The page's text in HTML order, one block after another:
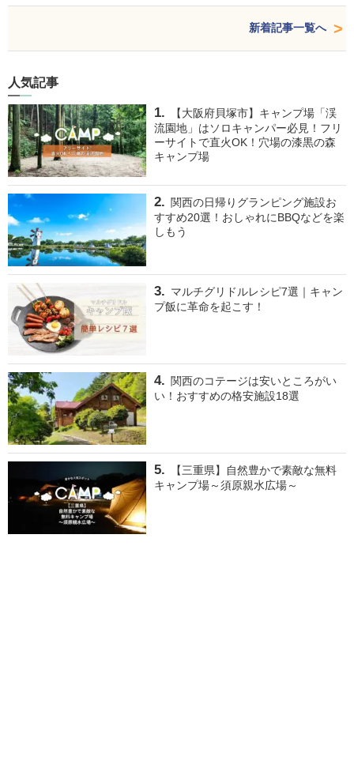
新着記事一覧へ
人気記事
【大阪府貝塚市】キャンプ場「渓
流園地」はソロキャンパー必見！フリ
ーサイトで直火OK！穴場の漆黒の森
キャンプ場
関西の日帰りグランピング施設お
すすめ20選！おしゃれにBBQなどを楽
しもう
マルチグリドルレシピ7選｜キャン
プ飯に革命を起こす！
関西のコテージは安いところがい
い！おすすめの格安施設18選
【三重県】自然豊かで素敵な無料
キャンプ場～須原親水広場～